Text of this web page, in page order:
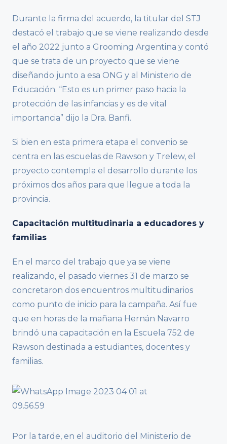
Durante la firma del acuerdo, la titular del STJ
destacó el trabajo que se viene realizando desde
el año 2022 junto a Grooming Argentina y contó
que se trata de un proyecto que se viene
diseñando junto a esa ONG y al Ministerio de
Educación. “Esto es un primer paso hacia la
protección de las infancias y es de vital
importancia” dijo la Dra. Banfi.
Si bien en esta primera etapa el convenio se
centra en las escuelas de Rawson y Trelew, el
proyecto contempla el desarrollo durante los
próximos dos años para que llegue a toda la
provincia.
Capacitación multitudinaria a educadores y
familias
En el marco del trabajo que ya se viene
realizando, el pasado viernes 31 de marzo se
concretaron dos encuentros multitudinarios
como punto de inicio para la campaña. Así fue
que en horas de la mañana Hernán Navarro
brindó una capacitación en la Escuela 752 de
Rawson destinada a estudiantes, docentes y
familias.
Por la tarde, en el auditorio del Ministerio de